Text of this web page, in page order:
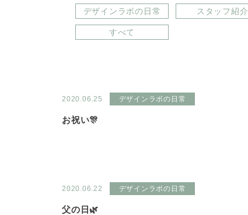
デザインラボの日常 スタッフ紹介
すべて
2020.06.25 デザインラボの日常
お祝い🎊
2020.06.22 デザインラボの日常
父の日🌿